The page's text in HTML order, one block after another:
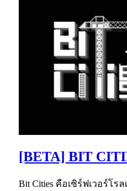
[BETA] BIT
Bit Cities คือเซิร์ฟเวอร์โ